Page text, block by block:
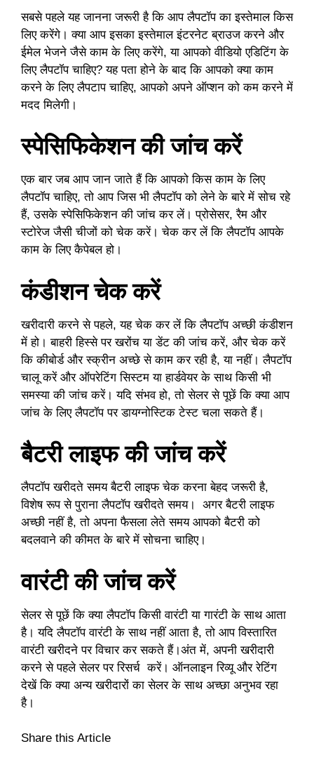
सबसे पहले यह जानना जरूरी है कि आप लैपटॉप का इस्तेमाल किस
लिए करेंगे। क्या आप इसका इस्तेमाल इंटरनेट ब्राउज करने और
ईमेल भेजने जैसे काम के लिए करेंगे, या आपको वीडियो एडिटिंग के
लिए लैपटॉप चाहिए? यह पता होने के बाद कि आपको क्या काम
करने के लिए लैपटाप चाहिए, आपको अपने ऑप्शन को कम करने में
मदद मिलेगी।
स्पेसिफिकेशन की जांच करें
एक बार जब आप जान जाते हैं कि आपको किस काम के लिए
लैपटॉप चाहिए, तो आप जिस भी लैपटॉप को लेने के बारे में सोच रहे
हैं, उसके स्पेसिफिकेशन की जांच कर लें। प्रोसेसर, रैम और
स्टोरेज जैसी चीजों को चेक करें। चेक कर लें कि लैपटॉप आपके
काम के लिए कैपेबल हो।
कंडीशन चेक करें
खरीदारी करने से पहले, यह चेक कर लें कि लैपटॉप अच्छी कंडीशन
में हो। बाहरी हिस्से पर खरोंच या डेंट की जांच करें, और चेक करें
कि कीबोर्ड और स्क्रीन अच्छे से काम कर रही है, या नहीं। लैपटॉप
चालू करें और ऑपरेटिंग सिस्टम या हार्डवेयर के साथ किसी भी
समस्या की जांच करें। यदि संभव हो, तो सेलर से पूछें कि क्या आप
जांच के लिए लैपटॉप पर डायग्नोस्टिक टेस्ट चला सकते हैं।
बैटरी लाइफ की जांच करें
लैपटॉप खरीदते समय बैटरी लाइफ चेक करना बेहद जरूरी है,
विशेष रूप से पुराना लैपटॉप खरीदते समय। अगर बैटरी लाइफ
अच्छी नहीं है, तो अपना फैसला लेते समय आपको बैटरी को
बदलवाने की कीमत के बारे में सोचना चाहिए।
वारंटी की जांच करें
सेलर से पूछें कि क्या लैपटॉप किसी वारंटी या गारंटी के साथ आता
है। यदि लैपटॉप वारंटी के साथ नहीं आता है, तो आप विस्तारित
वारंटी खरीदने पर विचार कर सकते हैं।अंत में, अपनी खरीदारी
करने से पहले सेलर पर रिसर्च करें। ऑनलाइन रिव्यू और रेटिंग
देखें कि क्या अन्य खरीदारों का सेलर के साथ अच्छा अनुभव रहा
है।
Share this Article